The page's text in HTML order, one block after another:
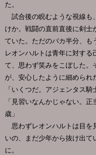
た。
試合後の睨むような視線も
けか。戦闘の直前直後に剣士
ていた。ただのバカ半分、も
レオンハルトは青年に対する
て、思わず笑みをこぼした
が、安心したように細められ
「いくつだ。アジェンタス騎
「見習いなんかじゃない。
歳」
思わずレオンハルトは目を
いの、まだ少年から抜け出
に。